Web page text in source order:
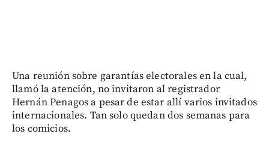
Una reunión sobre garantías electorales en la cual,
llamó la atención, no invitaron al registrador
Hernán Penagos a pesar de estar allí varios invitados
internacionales. Tan solo quedan dos semanas para
los comicios.